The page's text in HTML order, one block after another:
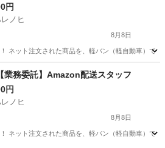
円
ノヒ
8月8日
ネット注文された商品を、軽バン（軽自動車）で
スタッフ
業務委託】Amazon配送スタッフ
円
ノヒ
8月8日
ネット注文された商品を、軽バン（軽自動車）で